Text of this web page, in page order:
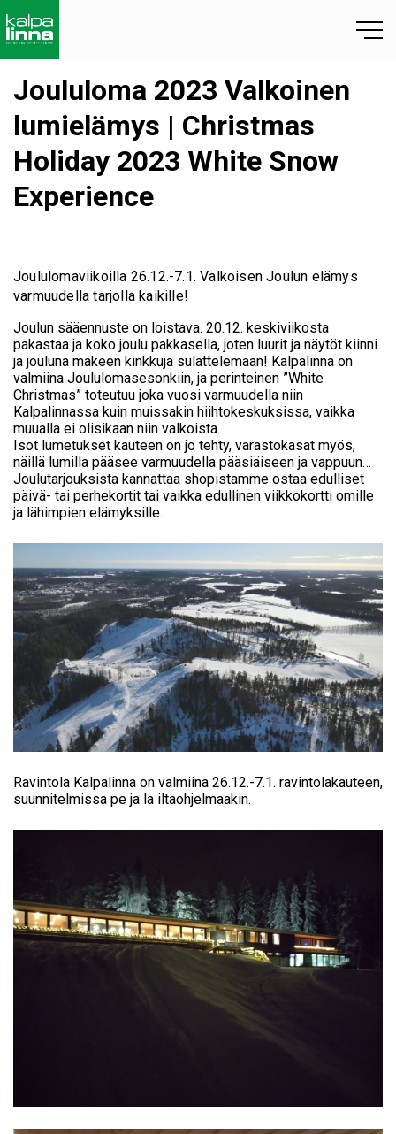
Joululoma 2023 Valkoinen
lumielämys | Christmas
Holiday 2023 White Snow
Experience
Joululomaviikoilla 26.12.-7.1. Valkoisen Joulun elämys
varmuudella tarjolla kaikille!
Joulun sääennuste on loistava. 20.12. keskiviikosta
pakastaa ja koko joulu pakkasella, joten luurit ja näytöt kiinni
ja jouluna mäkeen kinkkuja sulattelemaan! Kalpalinna on
valmiina Joululomasesonkiin, ja perinteinen ”White
Christmas” toteutuu joka vuosi varmuudella niin
Kalpalinnassa kuin muissakin hiihtokeskuksissa, vaikka
muualla ei olisikaan niin valkoista.
Isot lumetukset kauteen on jo tehty, varastokasat myös,
näillä lumilla pääsee varmuudella pääsiäiseen ja vappuun…
Joulutarjouksista kannattaa shopistamme ostaa edulliset
päivä- tai perhekortit tai vaikka edullinen viikkokortti omille
ja lähimpien elämyksille.
Ravintola Kalpalinna on valmiina 26.12.-7.1. ravintolakauteen,
suunnitelmissa pe ja la iltaohjelmaakin.